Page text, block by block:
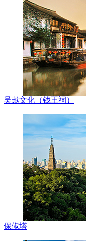
吴越文化（钱王祠）
保俶塔